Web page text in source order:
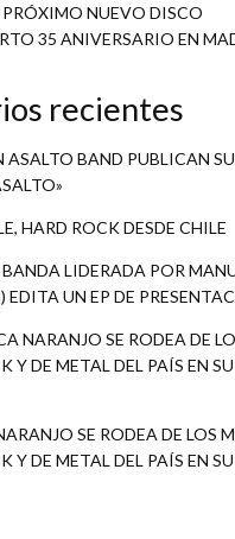
NUEVO DISCO
35 ANIVERSARIO EN
recientes
ASALTO BAND PUBLICAN
HARD ROCK DESDE CHILE
LIDERADA POR
EDITA UN EP DE
NARANJO SE RODEA DE
Y DE METAL DEL PAÍS EN
SE RODEA DE LOS
Y DE METAL DEL PAÍS EN